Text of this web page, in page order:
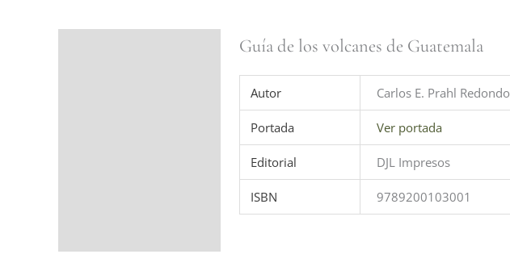
Guía de los volcanes de Guatemala
Autor Carlos E. Prahl Redondo
Portada Ver portada
Editorial DJL Impresos
ISBN 9789200103001